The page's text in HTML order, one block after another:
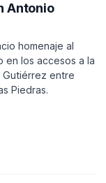
Antonio
homenaje al
en los accesos a la
Gutiérrez entre
Piedras.